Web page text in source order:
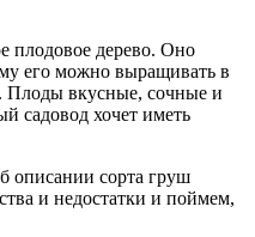
плодовое дерево. Оно
его можно выращивать в
Плоды вкусные, сочные и
садовод хочет иметь
описании сорта груш
и недостатки и поймем,